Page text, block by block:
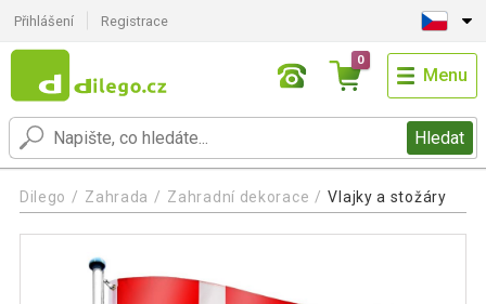
Přihlášení Registrace
Hledat
0
Menu
Dilego Zahrada Zahradní dekorace Vlajky a stožáry